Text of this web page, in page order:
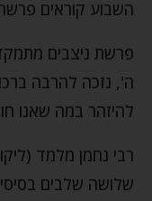
השבוע קוראים
פרשת ניצבים
ה', נזכה להרבה
להיזהר במה שאנו
רבי נחמן מלמד
שלושה שלבים